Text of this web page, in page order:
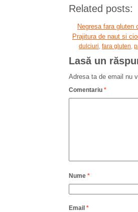
Related posts:
Negresa fara gluten
Prajitura de naut si
dulciuri, fara gluten,
Lasă un
Adresa ta de email nu
Comentariu *
Nume *
Email *